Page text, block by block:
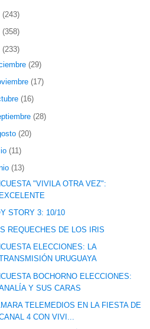
(243)
(358)
(233)
(29)
(17)
(16)
(28)
(20)
(11)
(13)
"VIVILA OTRA VEZ":
STORY 3: 10/10
REQUECHES DE LOS IRIS
ELECCIONES: LA
URUGUAYA
BOCHORNO ELECCIONES:
Y SUS CARAS
TELEMEDIOS EN LA FIESTA DE
4 CON VIVI...